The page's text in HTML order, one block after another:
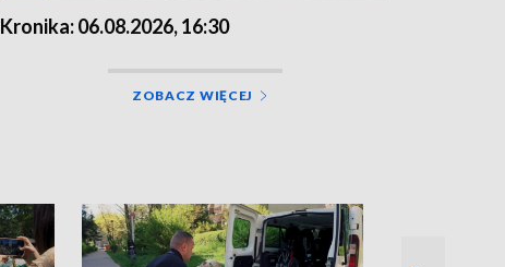
Kronika: 06.08.2026, 16:30
ZOBACZ WIĘCEJ